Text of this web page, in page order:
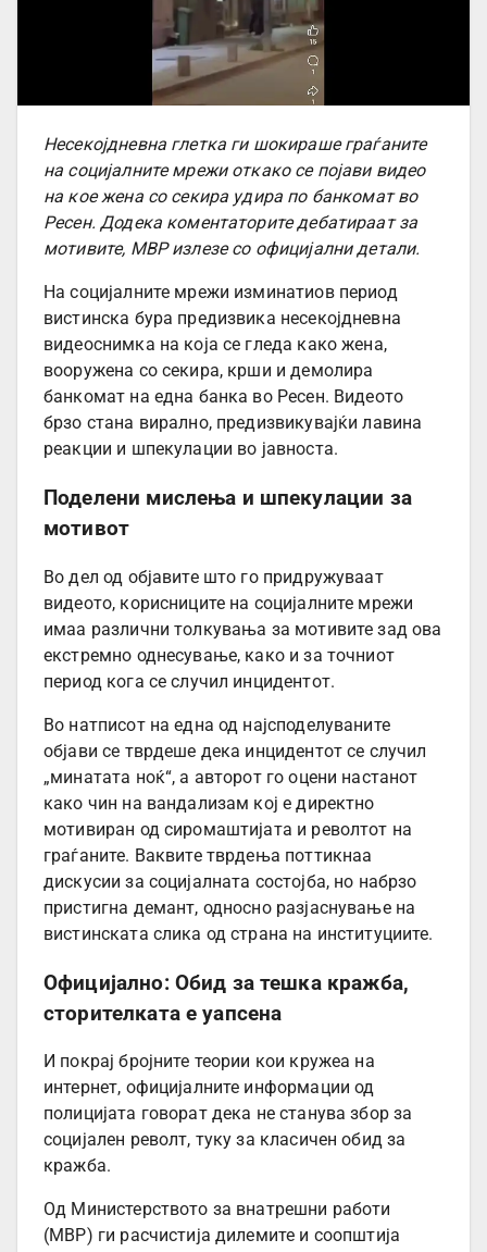
Несекојдневна глетка ги шокираше граѓаните
на социјалните мрежи откако се појави видео
на кое жена со секира удира по банкомат во
Ресен. Додека коментаторите дебатираат за
мотивите, МВР излезе со официјални детали.
На социјалните мрежи изминатиов период
вистинска бура предизвика несекојдневна
видеоснимка на која се гледа како жена,
вооружена со секира, крши и демолира
банкомат на една банка во Ресен. Видеото
брзо стана вирално, предизвикувајќи лавина
реакции и шпекулации во јавноста.
Поделени мислења и шпекулации за
мотивот
Во дел од објавите што го придружуваат
видеото, корисниците на социјалните мрежи
имаа различни толкувања за мотивите зад ова
екстремно однесување, како и за точниот
период кога се случил инцидентот.
Во натписот на една од најсподелуваните
објави се тврдеше дека инцидентот се случил
„минатата ноќ“, а авторот го оцени настанот
како чин на вандализам кој е директно
мотивиран од сиромаштијата и револтот на
граѓаните. Ваквите тврдења поттикнаа
дискусии за социјалната состојба, но набрзо
пристигна демант, односно разјаснување на
вистинската слика од страна на институциите.
Официјално: Обид за тешка кражба,
сторителката е уапсена
И покрај бројните теории кои кружеа на
интернет, официјалните информации од
полицијата говорат дека не станува збор за
социјален револт, туку за класичен обид за
кражба.
Од Министерството за внатрешни работи
(МВР) ги расчистија дилемите и соопштија